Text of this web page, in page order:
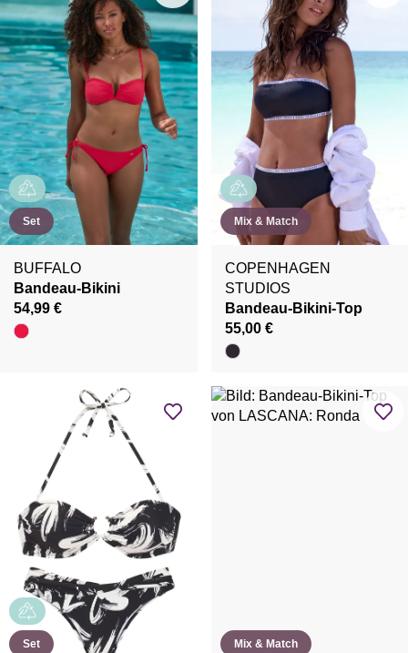
Set
BUFFALO
Bandeau-Bikini
54,99 €
Mix & Match
COPENHAGEN
STUDIOS
Bandeau-Bikini-Top
55,00 €
Set Mix & Match